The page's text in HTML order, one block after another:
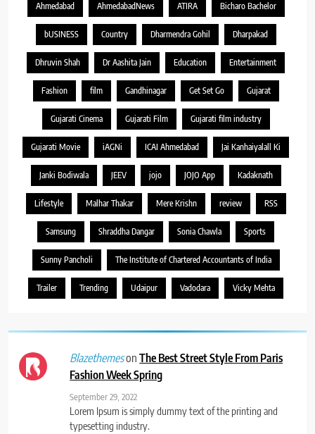
Ahmedabad AhmedabadNews ATIRA Bicharo Bachelor
bUSINESS Country Dharmendra Gohil Dharpakad
Dhruvin Shah Dr Aashita Jain Education Entertainment
Fashion film Gandhinagar Get Set Go Gujarat
Gujarati Cinema Gujarati Film Gujarati film industry
Gujarati Movie iAGNi ICAI Ahmedabad Jai Kanhaiyalall Ki
Janki Bodiwala JEEV jojo JOJO App Kadaknath
Lifestyle Malhar Thakar Mere Krishn review RSS
Samsung Shraddha Dangar Sonia Chawla Sports
Sunny Pancholi The Institute of Chartered Accountants of India
Trailer Trending Udaipur Vadodara Vicky Mehta
BlazethemesonThe Best Street Style From Paris
Fashion Week Spring
September 29, 2022
Lorem Ipsum is simply dummy text of the printing and
typesetting industry.